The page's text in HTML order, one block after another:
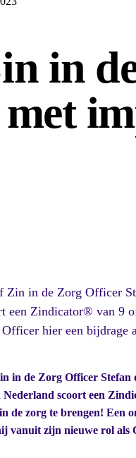
in
in de Zorg Officer
een Zindicator® van 9
hier een bijdrage
in de Zorg Officer Stefan
scoort een
de zorg te brengen! Een
vanuit zijn nieuwe rol